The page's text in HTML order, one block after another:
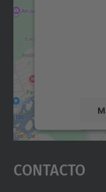
powered
Contacto